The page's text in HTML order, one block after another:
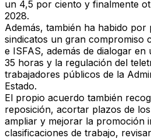
un 4,5 por ciento y finalmente
2028.
Además, también ha habido
sindicatos un gran compromiso
e ISFAS, además de dialogar
35 horas y la regulación del
trabajadores públicos de la
Estado.
El propio acuerdo también
reposición, acortar plazos de
ampliar y mejorar la promoción
clasificaciones de trabajo,